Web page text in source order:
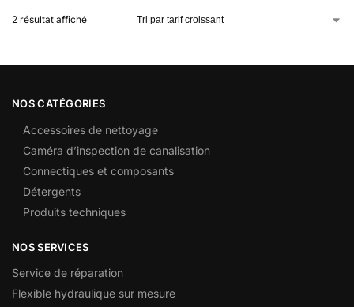
2 résultat affiché
NOS CATÉGORIES
Accessoires de nettoyage
Caméra d’inspection de canalisation
Connectiques et composants
Détergents
Produits techniques
NOS SERVICES
Service de réparation
Flexible hydraulique sur mesure